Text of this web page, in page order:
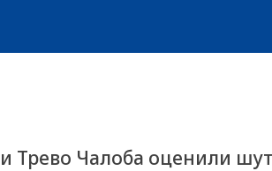
Трево Чалоба оценили